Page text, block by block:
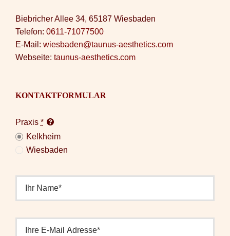
Biebricher Allee 34, 65187 Wiesbaden
Telefon: 0611-71077500
E-Mail: wiesbaden@taunus-aesthetics.com
Webseite: taunus-aesthetics.com
KONTAKTFORMULAR
Praxis *
Kelkheim
Wiesbaden